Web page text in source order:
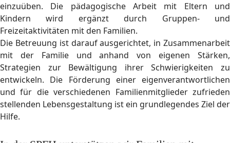
einzuüben. Die pädagogische Arbeit mit Eltern und
Kindern wird ergänzt durch Gruppen- und
Freizeitaktivitäten mit den Familien.
Die Betreuung ist darauf ausgerichtet, in Zusammenarbeit
mit der Familie und anhand von eigenen Stärken,
Strategien zur Bewältigung ihrer Schwierigkeiten zu
entwickeln. Die Förderung einer eigenverantwortlichen
und für die verschiedenen Familienmitglieder zufrieden
stellenden Lebensgestaltung ist ein grundlegendes Ziel der
Hilfe.